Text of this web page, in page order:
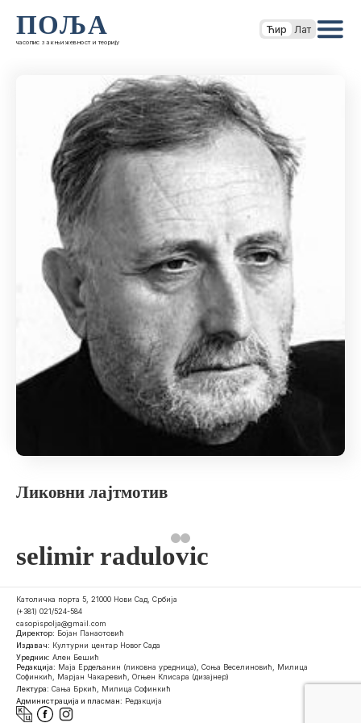
ПОЉА
часопис за књижевност и теорију
Ћир Лат
Ликовни лајтмотив
selimir radulovic
Католичка порта 5, 21000 Нови Сад, Србија
(+381) 021/524-584
casopispolja@gmail.com
Директор: Бојан Панаотовић
Издавач: Културни центар Новог Сада
Уредник: Ален Бешић
Редакција: Маја Ердељанин (ликовна уредница), Соња Веселиновић, Милица
Софинкић, Марјан Чакаревић, Огњен Клисара (дизајнер)
Лектура: Сања Бркић, Милица Софинкић
Администрација и пласман: Редакција